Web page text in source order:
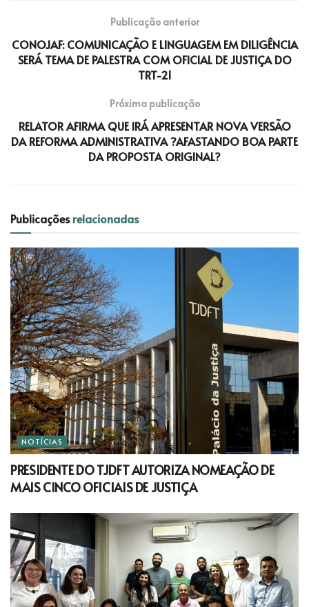
Publicação anterior
CONOJAF: COMUNICAÇÃO E LINGUAGEM EM DILIGÊNCIA
SERÁ TEMA DE PALESTRA COM OFICIAL DE JUSTIÇA DO
TRT-21
Próxima publicação
RELATOR AFIRMA QUE IRÁ APRESENTAR NOVA VERSÃO
DA REFORMA ADMINISTRATIVA ?AFASTANDO BOA PARTE
DA PROPOSTA ORIGINAL?
Publicaçõesrelacionadas
NOTÍCIAS
PRESIDENTE DO TJDFT AUTORIZA NOMEAÇÃO DE
MAIS CINCO OFICIAIS DE JUSTIÇA